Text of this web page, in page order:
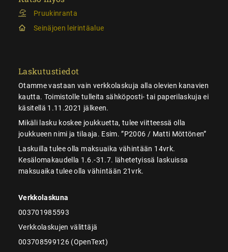
Pruukinranta
Seinäjoen leirintäalue
Laskutustiedot
Otamme vastaan vain verkkolaskuja alla olevien kanavien
kautta. Toimistolle tulleita sähköposti- tai paperilaskuja ei
käsitellä 1.11.2021 jälkeen.
Mikäli lasku koskee joukkuetta, tulee viitteessä olla
joukkueen nimi ja tilaaja. Esim. ”P2006 / Matti Möttönen”
Laskuilla tulee olla maksuaika vähintään 14vrk.
Kesälomakaudella 1.6.-31.7. lähetetyissä laskuissa
maksuaika tulee olla vähintään 21vrk.
Verkkolaskuna
003701985593
Verkkolaskujen välittäjä
003708599126 (OpenText)